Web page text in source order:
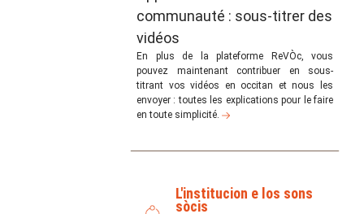
communauté : sous-titrer des
vidéos
En plus de la plateforme ReVÒc, vous
pouvez maintenant contribuer en sous-
titrant vos vidéos en occitan et nous les
envoyer : toutes les explications pour le faire
en toute simplicité.
L'institucion e los sons
sòcis